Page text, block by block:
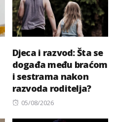
Djeca i razvod: Šta se
događa među braćom
i sestrama nakon
razvoda roditelja?
Posted
05/08/2026